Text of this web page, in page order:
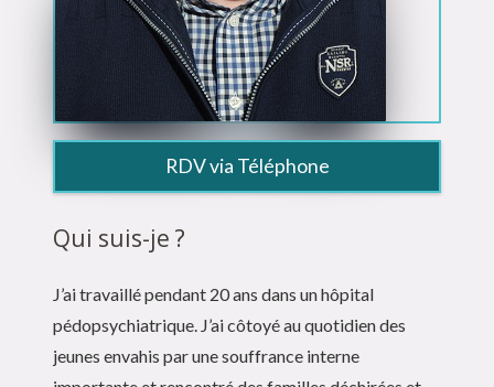
RDV via Téléphone
Qui suis-je ?
J’ai travaillé pendant 20 ans dans un hôpital
pédopsychiatrique. J’ai côtoyé au quotidien des
jeunes envahis par une souffrance interne